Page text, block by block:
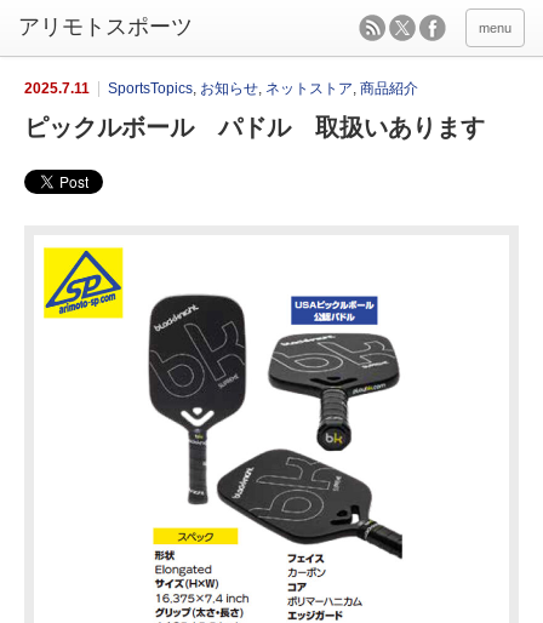
menu
2025.7.11 SportsTopics, お知らせ, ネットストア, 商品紹介
ピックルボール パドル 取扱いあります